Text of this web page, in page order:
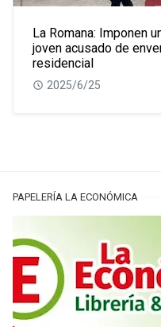
La Romana: Imponen
joven acusado de
residencial
2025/6/25
PAPELERÍA LA ECONÓMICA